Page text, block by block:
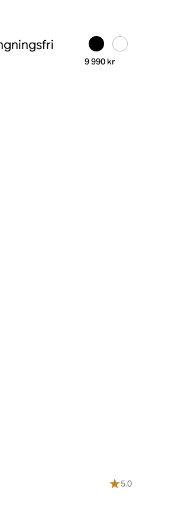
9 990 kr
5.0